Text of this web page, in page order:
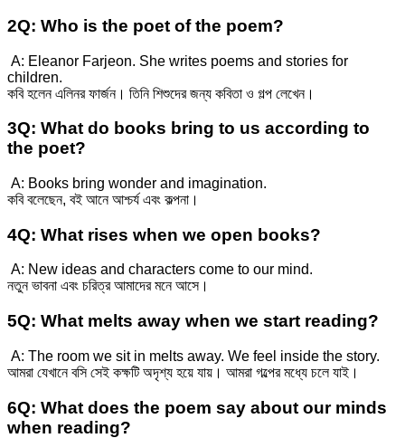
2Q: Who is the poet of the poem?
A: Eleanor Farjeon. She writes poems and stories for
children.
কবি হলেন এলিনর ফার্জন। তিনি শিশুদের জন্য কবিতা ও গল্প লেখেন।
3Q: What do books bring to us according to
the poet?
A: Books bring wonder and imagination.
কবি বলেছেন, বই আনে আশ্চর্য এবং কল্পনা।
4Q: What rises when we open books?
A: New ideas and characters come to our mind.
নতুন ভাবনা এবং চরিত্র আমাদের মনে আসে।
5Q: What melts away when we start reading?
A: The room we sit in melts away. We feel inside the story.
আমরা যেখানে বসি সেই কক্ষটি অদৃশ্য হয়ে যায়। আমরা গল্পের মধ্যে চলে যাই।
6Q: What does the poem say about our minds
when reading?